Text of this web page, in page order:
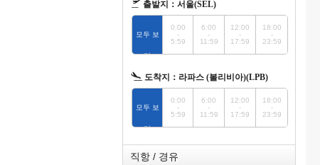
출발지： 서울(SEL)
모두 보
기
0:00
-
5:59
6:00
-
11:59
12:00
-
17:59
18:00
-
23:59
도착지： 라파스 (볼리비아)(LPB)
모두 보
기
0:00
-
5:59
6:00
-
11:59
12:00
-
17:59
18:00
-
23:59
직항 / 경유